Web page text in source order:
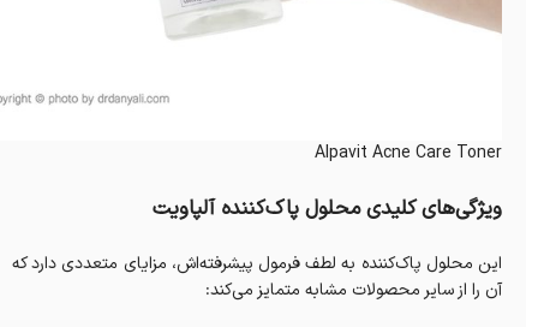
Alpavit Acne Care Toner
ویژگی‌های کلیدی محلول پاک‌کننده آلپاویت
این محلول پاک‌کننده به لطف فرمول پیشرفته‌اش، مزایای متعددی دارد که
آن را از سایر محصولات مشابه متمایز می‌کند: